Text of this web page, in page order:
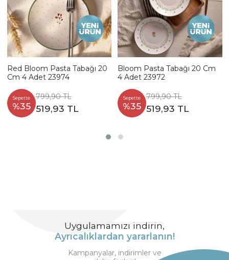
Red Bloom Pasta Tabağı 20
Cm 4 Adet 23974
Sepette
%35
799,90 TL
519,93 TL
Bloom Pasta Tabağı 20 Cm
4 Adet 23972
Sepette
%35
799,90 TL
519,93 TL
Uygulamamızı indirin,
Ayrıcalıklardan yararlanın!
Kampanyalar, indirimler ve